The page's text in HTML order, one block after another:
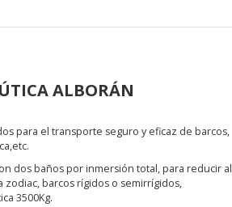
ALBORÁN
para el transporte seguro y eficaz de barcos,
dos baños por inmersión total, para reducir al
barcos rígidos o semirrígidos,
3500Kg.